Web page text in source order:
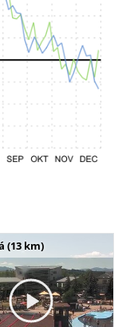
(13 km)